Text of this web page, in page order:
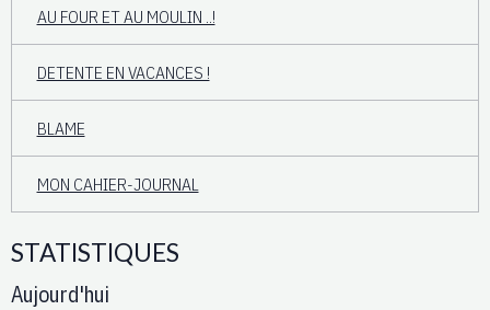
AU FOUR ET AU MOULIN ..!
DETENTE EN VACANCES !
BLAME
MON CAHIER-JOURNAL
STATISTIQUES
Aujourd'hui